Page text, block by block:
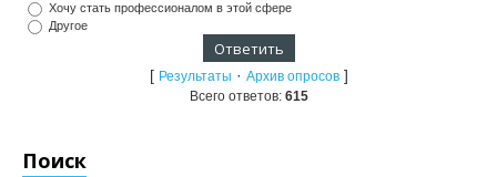
Хочу стать профессионалом в этой сфере
Другое
[ Результаты · Архив опросов]
Всего ответов: 615
Поиск